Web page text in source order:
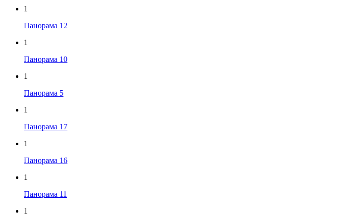
1
Панорама 12
1
Панорама 10
1
Панорама 5
1
Панорама 17
1
Панорама 16
1
Панорама 11
1